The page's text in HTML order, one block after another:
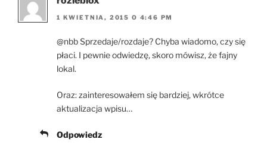
1 KWIETNIA, 2015 O 4:46 PM
@nbb Sprzedaje/rozdaje? Chyba wiadomo, czy się
płaci. I pewnie odwiedzę, skoro mówisz, że fajny
lokal.
Oraz: zainteresowałem się bardziej, wkrótce
aktualizacja wpisu…
Odpowiedz